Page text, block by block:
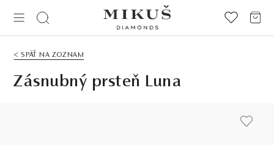
< SPÄŤ NA ZOZNAM
Zásnubný prsteň Luna